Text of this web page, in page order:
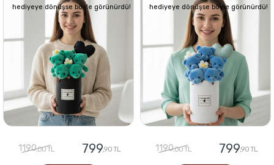
hediyeye dönüşse böyle görünürdü!
1190,00 TL 799,90 TL
hediyeye dönüşse böyle görünürdü!
1190,00 TL 799,90 TL